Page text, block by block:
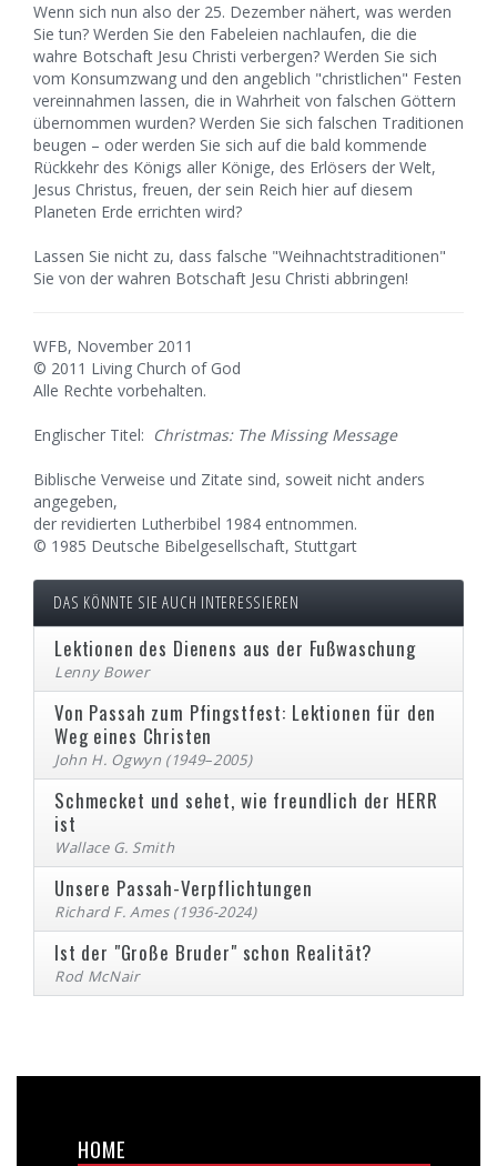
Wenn sich nun also der 25. Dezember nähert, was werden
Sie tun? Werden Sie den Fabeleien nachlaufen, die die
wahre Botschaft Jesu Christi verbergen? Werden Sie sich
vom Konsumzwang und den angeblich "christlichen" Festen
vereinnahmen lassen, die in Wahrheit von falschen Göttern
übernommen wurden? Werden Sie sich falschen Traditionen
beugen – oder werden Sie sich auf die bald kommende
Rückkehr des Königs aller Könige, des Erlösers der Welt,
Jesus Christus, freuen, der sein Reich hier auf diesem
Planeten Erde errichten wird?
Lassen Sie nicht zu, dass falsche "Weihnachtstraditionen"
Sie von der wahren Botschaft Jesu Christi abbringen!
WFB, November 2011
© 2011 Living Church of God
Alle Rechte vorbehalten.
Englischer Titel: Christmas: The Missing Message
Biblische Verweise und Zitate sind, soweit nicht anders
angegeben,
der revidierten Lutherbibel 1984 entnommen.
© 1985 Deutsche Bibelgesellschaft, Stuttgart
DAS KÖNNTE SIE AUCH INTERESSIEREN
Lektionen des Dienens aus der Fußwaschung
Lenny Bower
Von Passah zum Pfingstfest: Lektionen für den
Weg eines Christen
John H. Ogwyn (1949–2005)
Schmecket und sehet, wie freundlich der HERR
ist
Wallace G. Smith
Unsere Passah-Verpflichtungen
Richard F. Ames (1936-2024)
Ist der "Große Bruder" schon Realität?
Rod McNair
HOME